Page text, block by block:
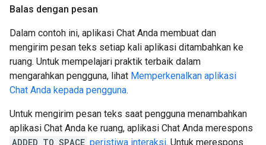
Balas dengan pesan
Dalam contoh ini, aplikasi Chat Anda membuat dan
mengirim pesan teks setiap kali aplikasi ditambahkan ke
ruang. Untuk mempelajari praktik terbaik dalam
mengarahkan pengguna, lihat Memperkenalkan aplikasi
Chat Anda kepada pengguna.
Untuk mengirim pesan teks saat pengguna menambahkan
aplikasi Chat Anda ke ruang, aplikasi Chat Anda merespons
ADDED_TO_SPACE peristiwa interaksi. Untuk merespons